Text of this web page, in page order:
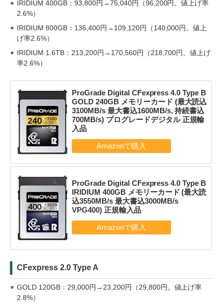
IRIDIUM 400GB：93,800円→75,040円（96,200円。値上げ率
2.6%）
IRIDIUM 800GB：136,400円→109,120円（140,000円。値上
げ率2.6%）
IRIDIUM 1.6TB：213,200円→170,560円（218,700円。値上げ
率2.6%）
ProGrade Digital CFexpress 4.0 Type B
GOLD 240GB メモリーカード (最大読込
3100MB/s 最大書込1600MB/s, 持続書込
700MB/s) プログレードデジタル 正規輸
入品
ProGrade Digital CFexpress 4.0 Type B
IRIDIUM 400GB メモリーカード (最大読
込3550MB/s 最大書込3000MB/s
VPG400) 正規輸入品
CFexpress 2.0 Type A
GOLD 120GB：29,000円→23,200円（29,800円。値上げ率
2.8%）